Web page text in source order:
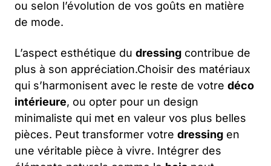
ou selon l’évolution de vos goûts en matière
de mode.
L’aspect esthétique du dressing contribue de
plus à son appréciation.Choisir des matériaux
qui s’harmonisent avec le reste de votre déco
intérieure, ou opter pour un design
minimaliste qui met en valeur vos plus belles
pièces. Peut transformer votre dressing en
une véritable pièce à vivre. Intégrer des